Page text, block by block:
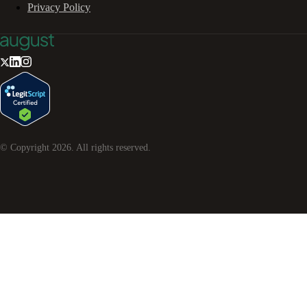
Privacy Policy
© Copyright 2026. All rights reserved.